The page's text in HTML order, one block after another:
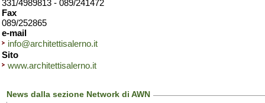
331/4989813 - 089/241472
Fax
089/252865
e-mail
info@architettisalerno.it
Sito
www.architettisalerno.it
News dalla sezione Network di AWN